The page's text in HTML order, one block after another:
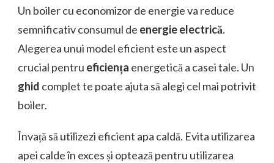
Un boiler cu economizor de energie va reduce
semnificativ consumul de energie electrică.
Alegerea unui model eficient este un aspect
crucial pentru eficiența energetică a casei tale. Un
ghid complet te poate ajuta să alegi cel mai potrivit
boiler.
Învață să utilizezi eficient apa caldă. Evita utilizarea
apei calde în exces și optează pentru utilizarea